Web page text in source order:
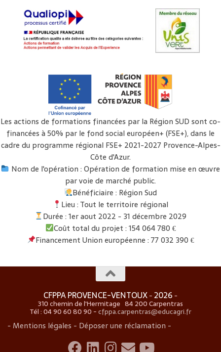
Les actions de formations financées par la Région SUD sont co-
financées à 50% par le fond social européen+ (FSE+), dans le
cadre du programme régional FSE+ 2021-2027 Provence-Alpes-
Côte d'Azur.
Nom de l'opération : Opération de formation mise en œuvre
par voie de marché public.
Bénéficiaire : Région Sud
Lieu : Tout le territoire régional
Durée : 1er aout 2022 - 31 décembre 2029
Coût total du projet : 154 064 780 €
Financement Union européenne : 77 032 390 €
CFPPA PROVENCE-VENTOUX- 2026 -
310 chemin de l'Hermitage 84 200 Carpentras
Tél : 04 90 60 80 90 -cfppa.carpentras@educagri.fr
- Mentions légales - Déposer une réclamation -